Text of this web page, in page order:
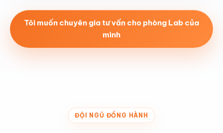
Tôi muốn chuyên gia tư vấn cho phòng Lab của
mình
ĐỘI NGŨ ĐỒNG HÀNH